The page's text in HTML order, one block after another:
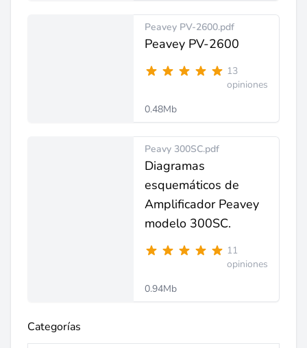
Peavey PV-2600.pdf
Peavey PV-2600
13
opiniones
0.48Mb
Peavy 300SC.pdf
Diagramas
esquemáticos de
Amplificador Peavey
modelo 300SC.
11
opiniones
0.94Mb
Categorías